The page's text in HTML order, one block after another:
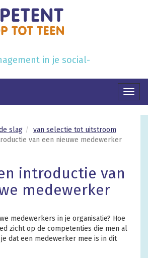
in je social-
slag
van selectie tot uitstroom
van een nieuwe medewerker
introductie van
medewerker
medewerkers in je organisatie? Hoe
zicht op de competenties die men al
dat een medewerker mee is in dit